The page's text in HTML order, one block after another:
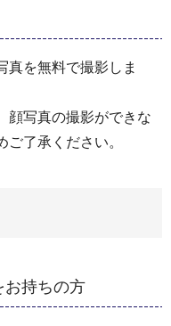
真を無料で撮影しま
顔写真の撮影ができな
了承ください。
お持ちの方